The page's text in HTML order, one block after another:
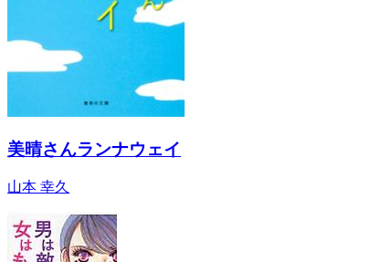
美晴さんランナウェイ
山本 幸久